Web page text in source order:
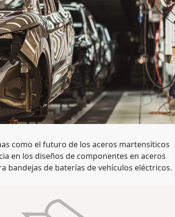
como el futuro de los aceros martensíticos
en los diseños de componentes en aceros
bandejas de baterías de vehículos eléctricos.